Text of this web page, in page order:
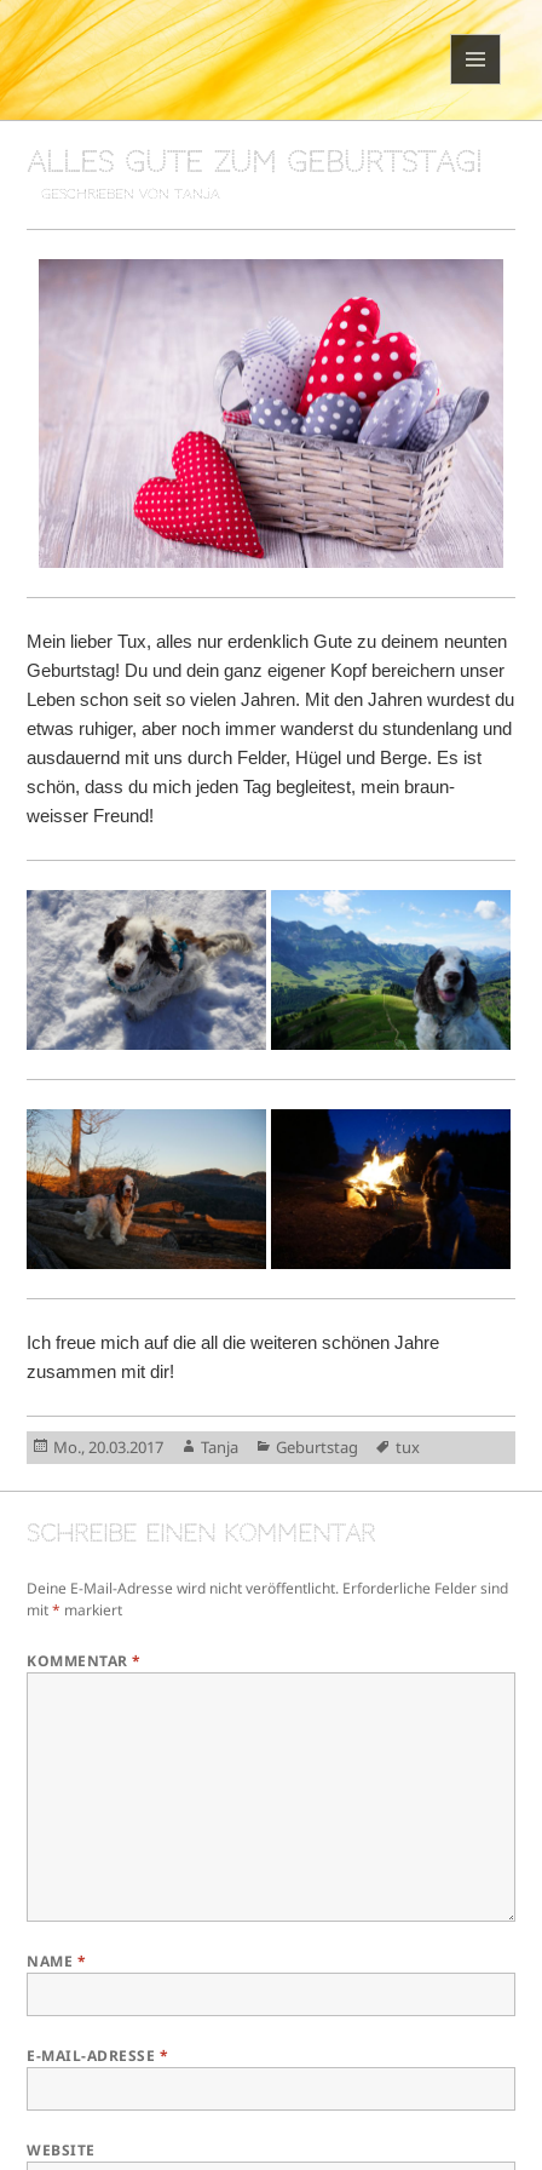
MENÜ
UND
Alles Gute zum Geburtstag!
geschrieben von Tanja
Mein lieber Tux, alles nur erdenklich Gute zu deinem neunten
Geburtstag! Du und dein ganz eigener Kopf bereichern unser
Leben schon seit so vielen Jahren. Mit den Jahren wurdest du
etwas ruhiger, aber noch immer wanderst du stundenlang und
ausdauernd mit uns durch Felder, Hügel und Berge. Es ist
schön, dass du mich jeden Tag begleitest, mein braun-
weisser Freund!
Ich freue mich auf die all die weiteren schönen Jahre
zusammen mit dir!
Veröffentlicht
am
Mo., 20.03.2017 Autor
Tanja Kategorien
Geburtstag Schlagwörter
tux
Schreibe einen Kommentar
Deine E-Mail-Adresse wird nicht veröffentlicht. Erforderliche Felder sind
mit* markiert
KOMMENTAR*
NAME *
E-MAIL-ADRESSE *
WEBSITE